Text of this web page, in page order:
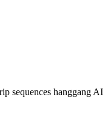
hanggang